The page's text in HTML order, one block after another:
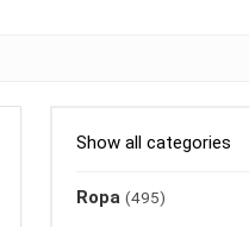
Show all categories
Ropa (495)